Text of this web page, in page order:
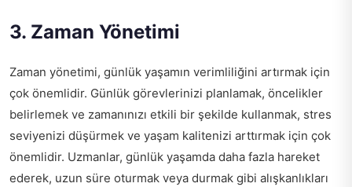
3. Zaman Yönetimi
Zaman yönetimi, günlük yaşamın verimliliğini artırmak için
çok önemlidir. Günlük görevlerinizi planlamak, öncelikler
belirlemek ve zamanınızı etkili bir şekilde kullanmak, stres
seviyenizi düşürmek ve yaşam kalitenizi arttırmak için çok
önemlidir. Uzmanlar, günlük yaşamda daha fazla hareket
ederek, uzun süre oturmak veya durmak gibi alışkanlıkları